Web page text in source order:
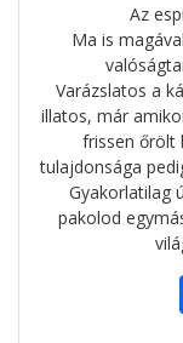
Az
Ma is
Varázslatos a
illatos, már
frissen őrölt
tulajdonsága
Gyakorlatilag
pakolod